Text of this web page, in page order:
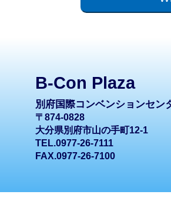
B-Con Plaza
別府国際コンベンションセン
〒874-0828
大分県別府市山の手町12-1
TEL.0977-26-7111
FAX.0977-26-7100